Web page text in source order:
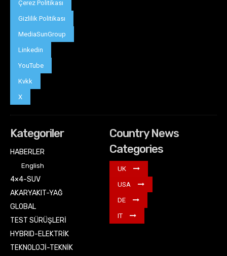
Çerez Politikası
Gizlilik Politikası
MediaSunGroup
Linkedin
YouTube
Kvkk
X
Kategoriler
HABERLER
English
4×4-SUV
AKARYAKIT-YAĞ
GLOBAL
TEST SÜRÜŞLERİ
HYBRID-ELEKTRİK
TEKNOLOJİ-TEKNİK
Country News
Categories
UK
USA
DE
IT